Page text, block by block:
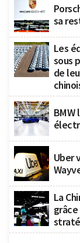
sa
Les
sous
de
BMW
Uber
La